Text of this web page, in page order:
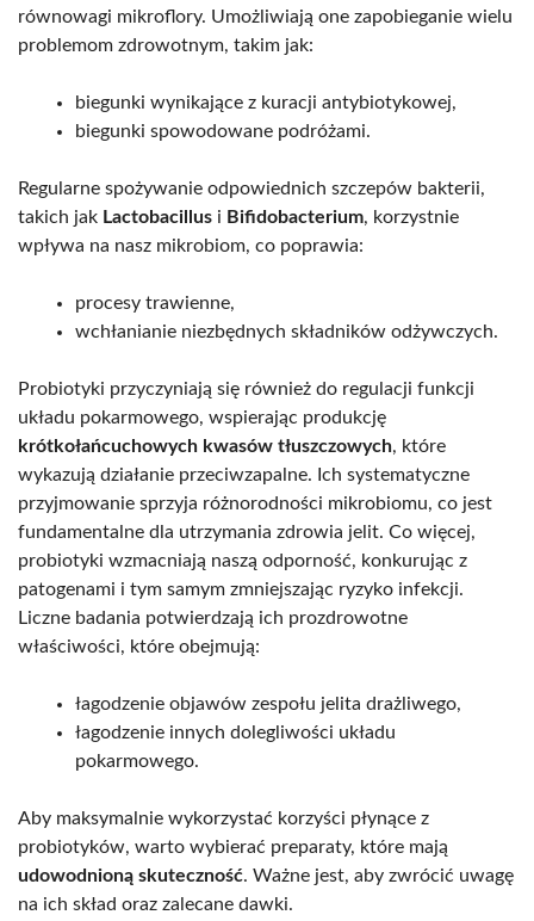
równowagi mikroflory. Umożliwiają one zapobieganie wielu
problemom zdrowotnym, takim jak:
biegunki wynikające z kuracji antybiotykowej,
biegunki spowodowane podróżami.
Regularne spożywanie odpowiednich szczepów bakterii,
takich jak Lactobacillus i Bifidobacterium, korzystnie
wpływa na nasz mikrobiom, co poprawia:
procesy trawienne,
wchłanianie niezbędnych składników odżywczych.
Probiotyki przyczyniają się również do regulacji funkcji
układu pokarmowego, wspierając produkcję
krótkołańcuchowych kwasów tłuszczowych, które
wykazują działanie przeciwzapalne. Ich systematyczne
przyjmowanie sprzyja różnorodności mikrobiomu, co jest
fundamentalne dla utrzymania zdrowia jelit. Co więcej,
probiotyki wzmacniają naszą odporność, konkurując z
patogenami i tym samym zmniejszając ryzyko infekcji.
Liczne badania potwierdzają ich prozdrowotne
właściwości, które obejmują:
łagodzenie objawów zespołu jelita drażliwego,
łagodzenie innych dolegliwości układu
pokarmowego.
Aby maksymalnie wykorzystać korzyści płynące z
probiotyków, warto wybierać preparaty, które mają
udowodnioną skuteczność. Ważne jest, aby zwrócić uwagę
na ich skład oraz zalecane dawki.